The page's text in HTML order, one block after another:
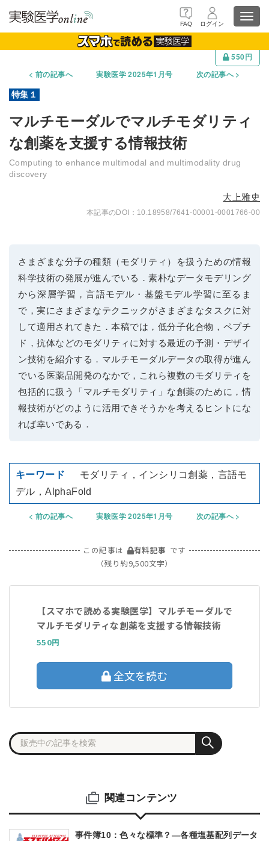
FAQ ログイン
550円
前の記事へ
実験医学 2025年1月号 次の記事へ
マルチモーダルでマルチモダリティ
な創薬を支援する情報技術
Computing to enhance multimodal and multimodality drug
discovery
大上雅史
10.18958/7641-00001-0001766-00
さまざまな分子の種類（モダリティ）を扱うための情報
科学技術の発展が進んでいる．素朴なデータモデリング
から深層学習，言語モデル・基盤モデル学習に至るま
で，実にさまざまなテクニックがさまざまなタスクに対
して適用されてきた．本稿では，低分子化合物，ペプチ
ド，抗体などのモダリティに対する最近の予測・デザイ
ン技術を紹介する．マルチモーダルデータの取得が進ん
でいる医薬品開発のなかで，これら複数のモダリティを
包括的に扱う「マルチモダリティ」な創薬のために，情
報技術がどのように活用できそうかを考えるヒントにな
れば幸いである．
モダリティ，インシリコ創薬，言語モ
デル，AlphaFold
前の記事へ 実験医学 2025年1月号 次の記事へ
この記事は 有料記事 です
（残り約9,500文字）
【スマホで読める実験医学】マルチモーダルで
マルチモダリティな創薬を支援する情報技術
550円
全文を読む
関連コンテンツ
事件簿10：色々な標準？―各種塩基配列データ